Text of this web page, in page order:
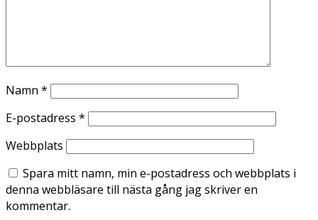
Namn *
E-postadress *
Webbplats
Spara mitt namn, min e-postadress och webbplats i
denna webbläsare till nästa gång jag skriver en
kommentar.